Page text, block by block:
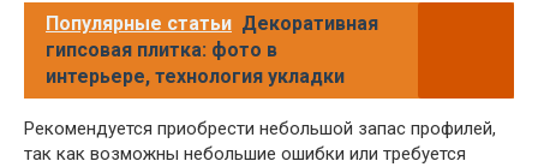
Популярные статьи Декоративная
гипсовая плитка: фото в
интерьере, технология укладки
Рекомендуется приобрести небольшой запас профилей,
так как возможны небольшие ошибки или требуется